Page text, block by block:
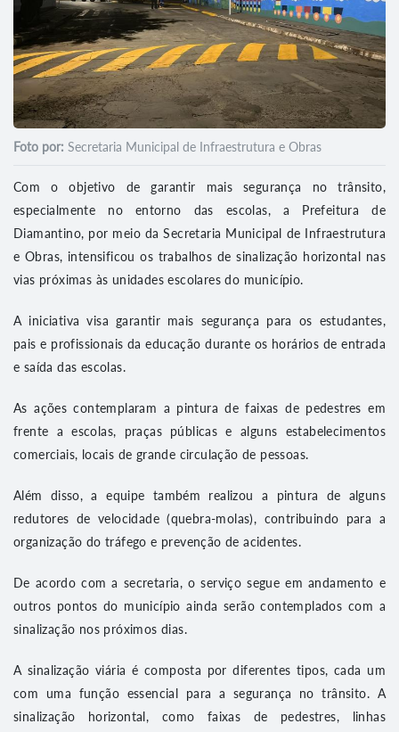
Foto por: Secretaria Municipal de Infraestrutura e Obras
Com o objetivo de garantir mais segurança no trânsito,
especialmente no entorno das escolas, a Prefeitura de
Diamantino, por meio da Secretaria Municipal de Infraestrutura
e Obras, intensificou os trabalhos de sinalização horizontal nas
vias próximas às unidades escolares do município.
A iniciativa visa garantir mais segurança para os estudantes,
pais e profissionais da educação durante os horários de entrada
e saída das escolas.
As ações contemplaram a pintura de faixas de pedestres em
frente a escolas, praças públicas e alguns estabelecimentos
comerciais, locais de grande circulação de pessoas.
Além disso, a equipe também realizou a pintura de alguns
redutores de velocidade (quebra-molas), contribuindo para a
organização do tráfego e prevenção de acidentes.
De acordo com a secretaria, o serviço segue em andamento e
outros pontos do município ainda serão contemplados com a
sinalização nos próximos dias.
A sinalização viária é composta por diferentes tipos, cada um
com uma função essencial para a segurança no trânsito. A
sinalização horizontal, como faixas de pedestres, linhas